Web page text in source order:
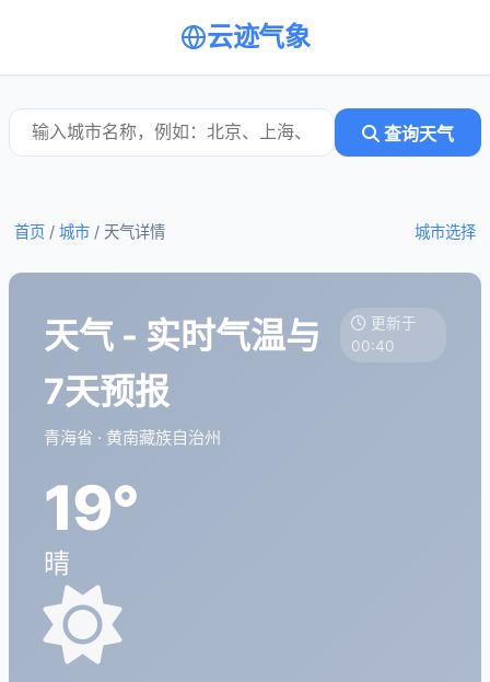
云迹气象
查询天气
城市选择
首页 / 城市 / 天气详情
天气 - 实时气温与
7天预报
青海省 · 黄南藏族自治州
更新于
00:40
19°
晴